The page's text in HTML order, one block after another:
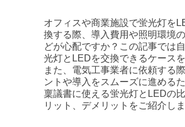
オフィスや商業施設で蛍光灯を
換する際、導入費用や照明環境
どが心配ですか？この記事では
光灯とLEDを交換できるケースを
また、電気工事業者に依頼する
ントや導入をスムーズに進めるた
稟議書に使える蛍光灯とLEDの
リット、デメリットをご紹介しま